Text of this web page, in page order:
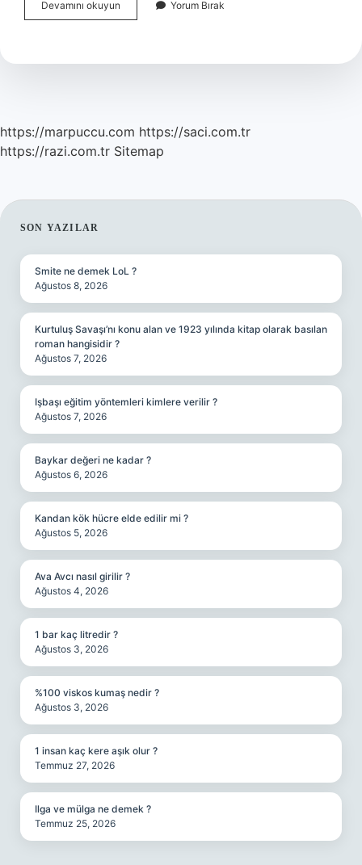
Devamını okuyun Kapitone
Tekniği
Yorum Bırak
https://marpuccu.com https://saci.com.tr
https://razi.com.tr Sitemap
SIDEBAR
SON YAZILAR
Smite ne demek LoL ?
Ağustos 8, 2026
Kurtuluş Savaşı’nı konu alan ve 1923 yılında kitap olarak basılan
roman hangisidir ?
Ağustos 7, 2026
Işbaşı eğitim yöntemleri kimlere verilir ?
Ağustos 7, 2026
Baykar değeri ne kadar ?
Ağustos 6, 2026
Kandan kök hücre elde edilir mi ?
Ağustos 5, 2026
Ava Avcı nasıl girilir ?
Ağustos 4, 2026
1 bar kaç litredir ?
Ağustos 3, 2026
%100 viskos kumaş nedir ?
Ağustos 3, 2026
1 insan kaç kere aşık olur ?
Temmuz 27, 2026
Ilga ve mülga ne demek ?
Temmuz 25, 2026